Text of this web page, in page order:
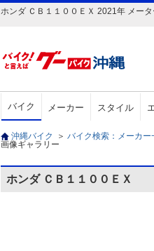
ホンダ ＣＢ１１００ＥＸ 2021年 メー
バイク メーカー スタイル
沖縄バイク ＞ バイク検索：メーカー
画像ギャラリー
ホンダ ＣＢ１１００ＥＸ